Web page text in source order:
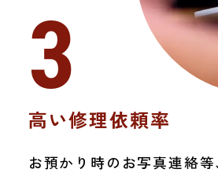
3
高い修理依頼率
お預かり時のお写真連絡等